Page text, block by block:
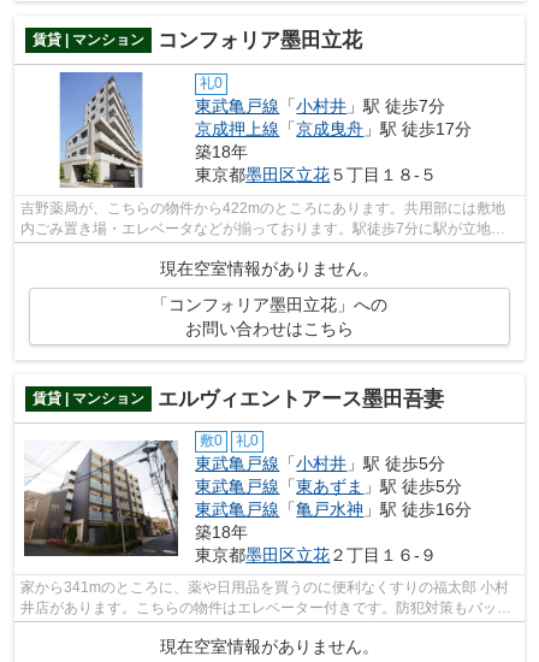
賃貸 | マンション コンフォリア墨田立花
礼0
東武亀戸線 「小村井 」駅 徒歩7分
京成押上線 「京成曳舟 」駅 徒歩17分
築18年
東京都墨田区立花５丁目１８-５
吉野薬局が、こちらの物件から422mのところにあります。共用部には敷地
内ごみ置き場・エレベータなどが揃っております。駅徒歩7分に駅が立地す
現在空室情報がありません。
「コンフォリア墨田立花」への
お問い合わせはこちら
賃貸 | マンション エルヴィエントアース墨田吾妻
敷0 礼0
東武亀戸線 「小村井 」駅 徒歩5分
東武亀戸線 「東あずま 」駅 徒歩5分
東武亀戸線 「亀戸水神 」駅 徒歩16分
築18年
東京都墨田区立花２丁目１６-９
家から341mのところに、薬や日用品を買うのに便利なくすりの福太郎 小村
井店があります。こちらの物件はエレベーター付きです。防犯対策もバッチ
リなマンションタイプの物件です。この...
現在空室情報がありません。